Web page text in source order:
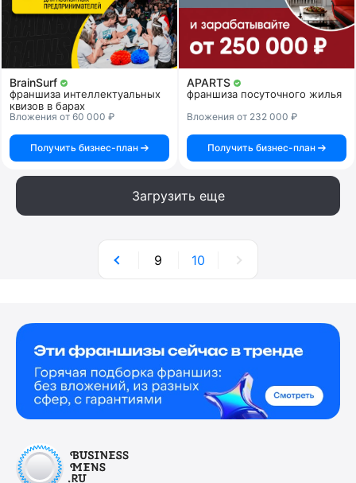
BrainSurf
франшиза интеллектуальных
квизов в барах
Вложения от 60 000 ₽
Получить бизнес-план
APARTS
франшиза посуточного жилья
Вложения от 232 000 ₽
Получить бизнес-план
Загрузить еще
9 10